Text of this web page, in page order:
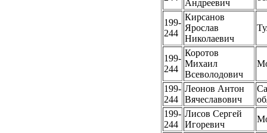
Андреевич
199-
244
Кирсанов
Ярослав
Николаевич
199-
244
Коротов
Михаил
Всеволодович
199-
244
Леонов Антон
Вячеславович
199-
244
Лисов Сергей
Игоревич